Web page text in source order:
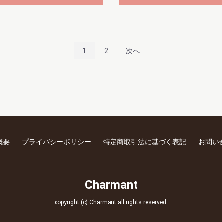
1 2 次へ
要 プライバシーポリシー 特定商取引法に基づく表記 お問い
Charmant
copyright (c) Charmant all rights reserved.